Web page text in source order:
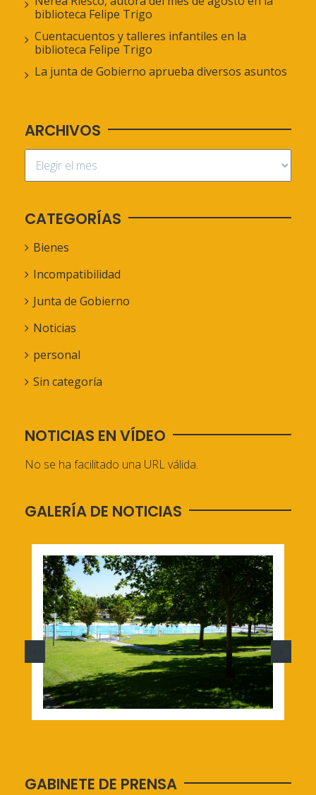
biblioteca Felipe Trigo
Cuentacuentos y talleres infantiles en la
biblioteca Felipe Trigo
La junta de Gobierno aprueba diversos asuntos
ARCHIVOS
CATEGORÍAS
Bienes
Incompatibilidad
Junta de Gobierno
Noticias
personal
Sin categoría
NOTICIAS EN VÍDEO
No se ha facilitado una URL válida.
GALERÍA DE NOTICIAS
GABINETE DE PRENSA